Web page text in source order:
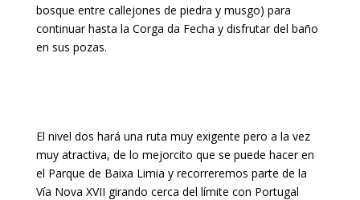
bosque entre callejones de piedra y musgo) para
continuar hasta la Corga da Fecha y disfrutar del baño
en sus pozas.
El nivel dos hará una ruta muy exigente pero a la vez
muy atractiva, de lo mejorcito que se puede hacer en
el Parque de Baixa Limia y recorreremos parte de la
Vía Nova XVII girando cerca del límite con Portugal